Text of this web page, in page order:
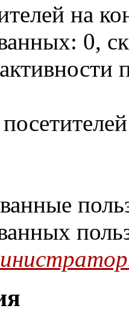
на
0,